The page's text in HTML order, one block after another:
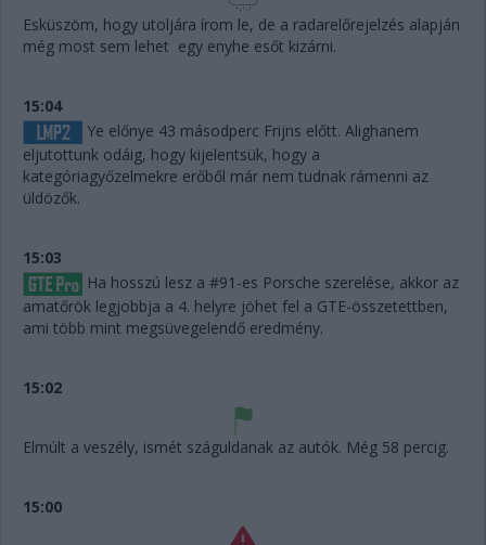
Esküszöm, hogy utoljára írom le, de a radarelőrejelzés alapján
még most sem lehet egy enyhe esőt kizárni.
15:04
Ye előnye 43 másodperc Frijns előtt. Alighanem
eljutottunk odáig, hogy kijelentsük, hogy a
kategóriagyőzelmekre erőből már nem tudnak rámenni az
üldözők.
15:03
Ha hosszú lesz a #91-es Porsche szerelése, akkor az
amatőrök legjobbja a 4. helyre jöhet fel a GTE-összetettben,
ami több mint megsüvegelendő eredmény.
15:02
Elmúlt a veszély, ismét száguldanak az autók. Még 58 percig.
15:00